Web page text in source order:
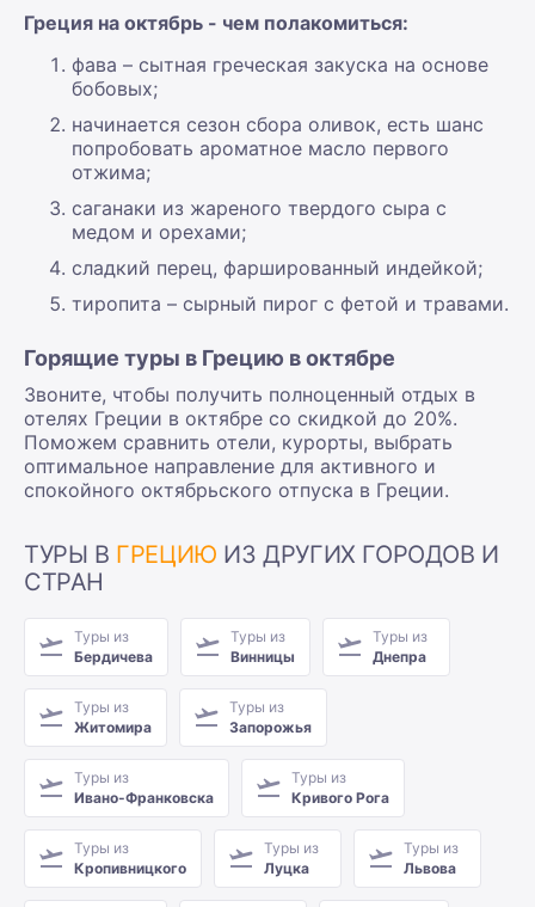
Греция на октябрь - чем полакомиться:
фава – сытная греческая закуска на основе
бобовых;
начинается сезон сбора оливок, есть шанс
попробовать ароматное масло первого
отжима;
саганаки из жареного твердого сыра с
медом и орехами;
сладкий перец, фаршированный индейкой;
тиропита – сырный пирог с фетой и травами.
Горящие туры в Грецию в октябре
Звоните, чтобы получить полноценный отдых в
отелях Греции в октябре со скидкой до 20%.
Поможем сравнить отели, курорты, выбрать
оптимальное направление для активного и
спокойного октябрьского отпуска в Греции.
ТУРЫ В ГРЕЦИЮ ИЗ ДРУГИХ ГОРОДОВ И
СТРАН
Туры из
Бердичева
Туры из
Винницы
Туры из
Днепра
Туры из
Житомира
Туры из
Запорожья
Туры из
Ивано-Франковска
Туры из
Кривого Рога
Туры из
Кропивницкого
Туры из
Луцка
Туры из
Львова